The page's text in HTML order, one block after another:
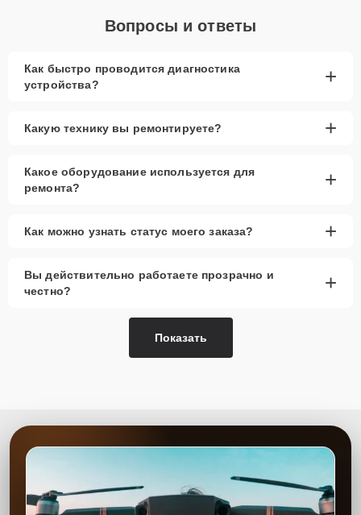
Вопросы и ответы
Как быстро проводится диагностика
устройства?
+
Какую технику вы ремонтируете? +
Какое оборудование используется для
ремонта?
+
Как можно узнать статус моего заказа? +
Вы действительно работаете прозрачно и
честно?
+
Показать